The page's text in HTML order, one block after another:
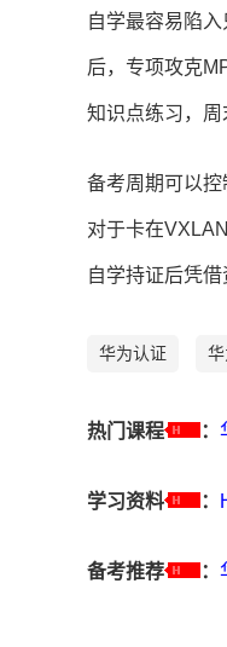
自学最容易陷
后，专项攻克
知识点练习，周
备考周期可以
对于卡在
自学持证后凭
华为认证
热门课程 ：
学习资料 ：
备考推荐 ：